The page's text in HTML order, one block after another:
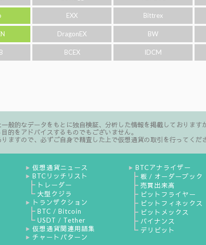
EXX Bittrex
DragonEX BW
BCEX IDCM
般的なデータをもとに独自検証、分析した情報を掲載しております
的をアドバイスするものでもございません。
すので、必ずご自身で精査した上で仮想通貨の取引を行ってくだ
▶ 仮想通貨ニュース
▶ BTCリッチリスト
┣ トレーダー
┗ 大型クジラ
▶ トランザクション
┣ BTC / Bitcoin
┗ USDT / Tether
▶ 仮想通貨関連用語集
▶ チャートパターン
▶ BTCアナライザー
┣ 板 / オーダーブック
┣ 売買出来高
┣ ビットフライヤー
┣ ビットフィネックス
┣ ビットメックス
┣ バイナンス
┗ デリビット